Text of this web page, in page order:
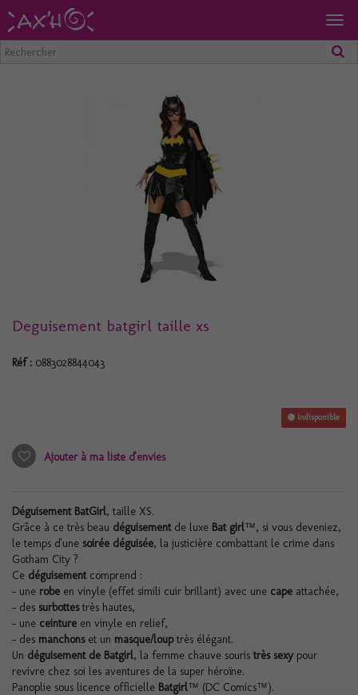
Deguisement batgirl taille xs
Réf : 0883028844043
Indisponible
Ajouter à ma liste d'envies
Déguisement BatGirl, taille XS.
Grâce à ce très beau déguisement de luxe Bat girl™, si vous deveniez,
le temps d'une soirée déguisée, la justicière combattant le crime dans
Gotham City ?
Ce déguisement comprend :
- une robe en vinyle (effet simili cuir brillant) avec une cape attachée,
- des surbottestrès hautes,
- une ceinture en vinyle en relief,
- des manchons et un masque/louptrès élégant.
Un déguisement de Batgirl, la femme chauve souris très sexy pour
revivre chez soi les aventures de la super héroïne.
Panoplie sous licence officielle Batgirl™ (DC Comics™).